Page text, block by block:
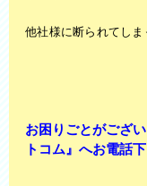
他社様に断られてしま
お困りごとがござ
トコム』へお電話下